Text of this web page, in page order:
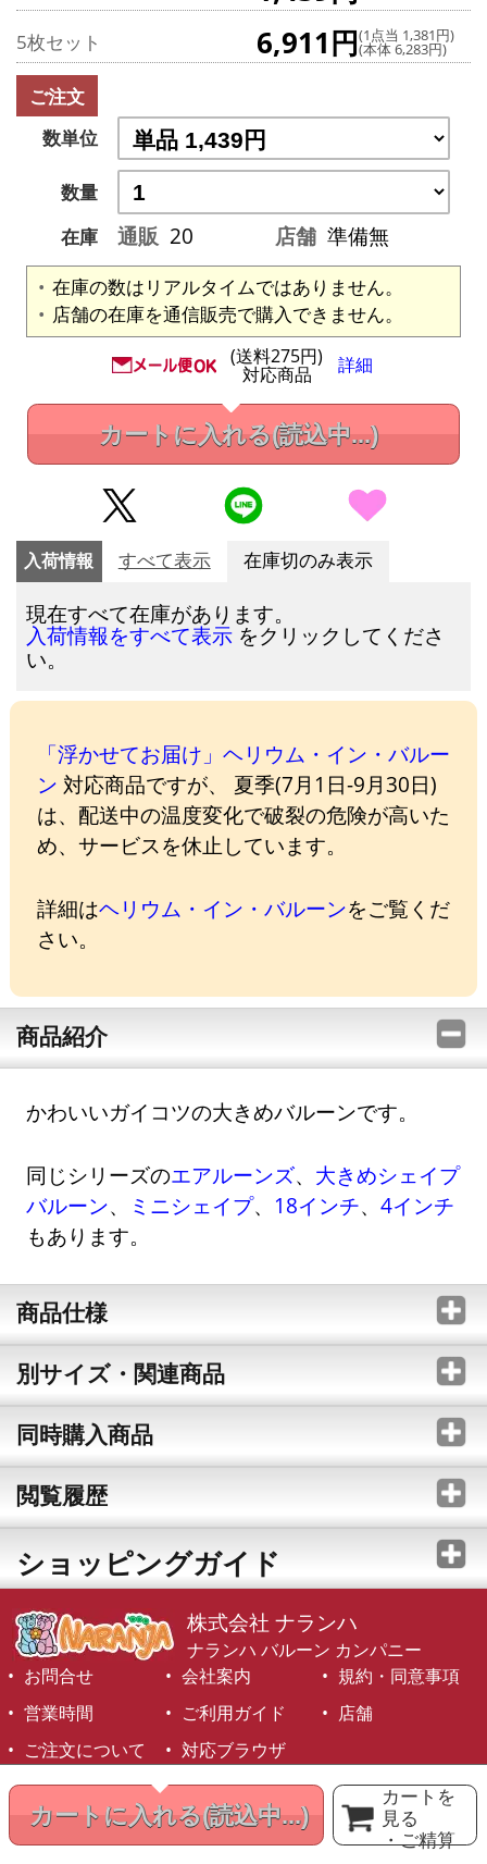
5枚セット 6,911円(1点当 1,381円)
(本体 6,283円)
ご注文
数単位
数量
在庫
通販 20 店舗 準備無
在庫の数はリアルタイムではありません。
店舗の在庫を通信販売で購入できません。
(送料275円)
対応商品 詳細
カートに入れる(読込中...)
カートに入れる(読込中...)
カートを
見る
・ご精算
入荷情報 すべて表示 在庫切のみ表示
現在すべて在庫があります。
入荷情報をすべて表示 をクリックしてくださ
い。
「浮かせてお届け」ヘリウム・イン・バルー
ン 対応商品ですが、 夏季(7月1日-9月30日)
は、配送中の温度変化で破裂の危険が高いた
め、サービスを休止しています。
詳細はヘリウム・イン・バルーンをご覧くだ
さい。
商品紹介
かわいいガイコツの大きめバルーンです。
同じシリーズのエアルーンズ、 大きめシェイプ
バルーン、 ミニシェイプ、 18インチ、4インチ
もあります。
商品仕様
別サイズ・関連商品
同時購入商品
閲覧履歴
ショッピングガイド
株式会社 ナランハ
ナランハ バルーン カンパニー
お問合せ
会社案内
規約・同意事項
営業時間
ご利用ガイド
店舗
ご注文について
対応ブラウザ
©1999-2026 NARANJA Inc. All Rights Reserved.